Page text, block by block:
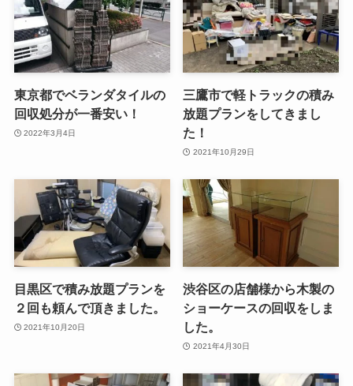
東京都でベランダタイルの
回収処分が一番安い！
2022年3月4日
三鷹市で軽トラックの積み
放題プランをしてきまし
た！
2021年10月29日
目黒区で積み放題プランを
２回も頼んで頂きました。
2021年10月20日
渋谷区の店舗様から木製の
ショーケースの回収をしま
した。
2021年4月30日